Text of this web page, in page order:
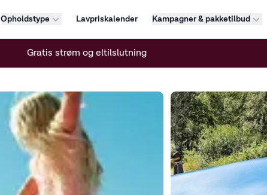
Opholdstype Lavpriskalender Kampagner & pakketilbud
Gratis strøm og eltilslutning